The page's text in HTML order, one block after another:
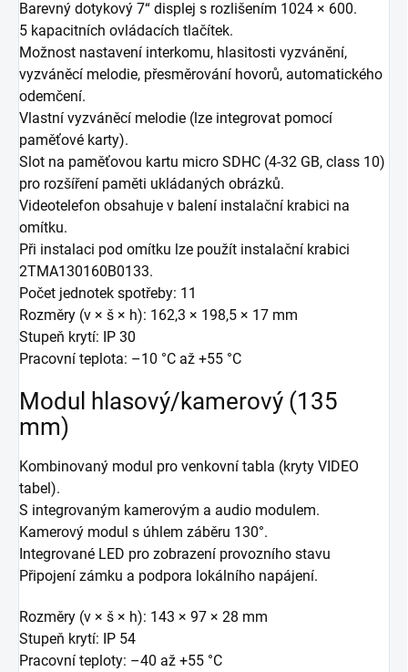
Barevný dotykový 7“ displej s rozlišením 1024 × 600.
5 kapacitních ovládacích tlačítek.
Možnost nastavení interkomu, hlasitosti vyzvánění,
vyzváněcí melodie, přesměrování hovorů, automatického
odemčení.
Vlastní vyzváněcí melodie (lze integrovat pomocí
paměťové karty).
Slot na paměťovou kartu micro SDHC (4-32 GB, class 10)
pro rozšíření paměti ukládaných obrázků.
Videotelefon obsahuje v balení instalační krabici na
omítku.
Při instalaci pod omítku lze použít instalační krabici
2TMA130160B0133.
Počet jednotek spotřeby: 11
Rozměry (v × š × h): 162,3 × 198,5 × 17 mm
Stupeň krytí: IP 30
Pracovní teplota: –10 °C až +55 °C
Modul hlasový/kamerový (135
mm)
Kombinovaný modul pro venkovní tabla (kryty VIDEO
tabel).
S integrovaným kamerovým a audio modulem.
Kamerový modul s úhlem záběru 130°.
Integrované LED pro zobrazení provozního stavu
Připojení zámku a podpora lokálního napájení.
Rozměry (v × š × h): 143 × 97 × 28 mm
Stupeň krytí: IP 54
Pracovní teploty: –40 až +55 °C